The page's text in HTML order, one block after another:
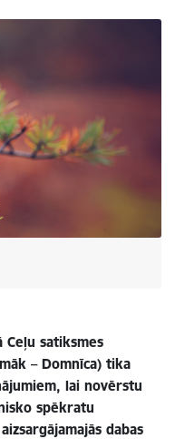
satiksmes
– Domnīca) tika
lai novērstu
spēkratu
dabas